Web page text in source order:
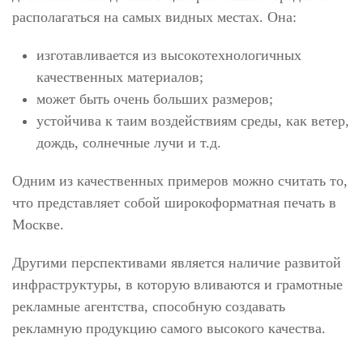
располагаться на самых видных местах. Она:
изготавливается из высокотехнологичных
качественных материалов;
может быть очень больших размеров;
устойчива к таим воздействиям среды, как ветер,
дождь, солнечные лучи и т.д.
Одним из качественных примеров можно считать то,
что представляет собой широкоформатная печать в
Москве.
Другими перспективами является наличие развитой
инфраструктуры, в которую вливаются и грамотные
рекламные агентства, способную создавать
рекламную продукцию самого высокого качества.